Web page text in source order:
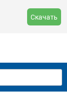
Скачать